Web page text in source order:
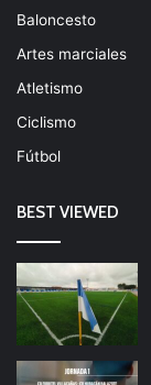
Baloncesto
Artes marciales
Atletismo
Ciclismo
Fútbol
BEST VIEWED